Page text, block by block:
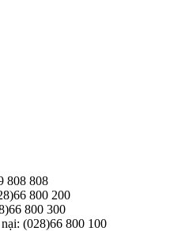
808 808
800 200
800 300
(028)66 800 100